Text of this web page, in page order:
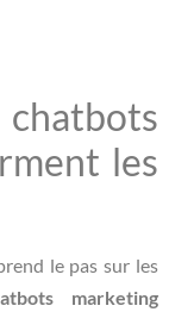
les
le pas sur les
marketing